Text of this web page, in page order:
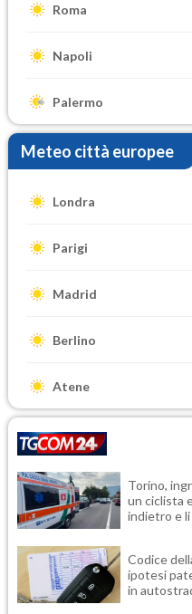
Roma
Napoli
Palermo
Meteo città europee
Londra
Parigi
Madrid
Berlino
Atene
Torino,
un ciclista
indietro e
Codice
ipotesi
in